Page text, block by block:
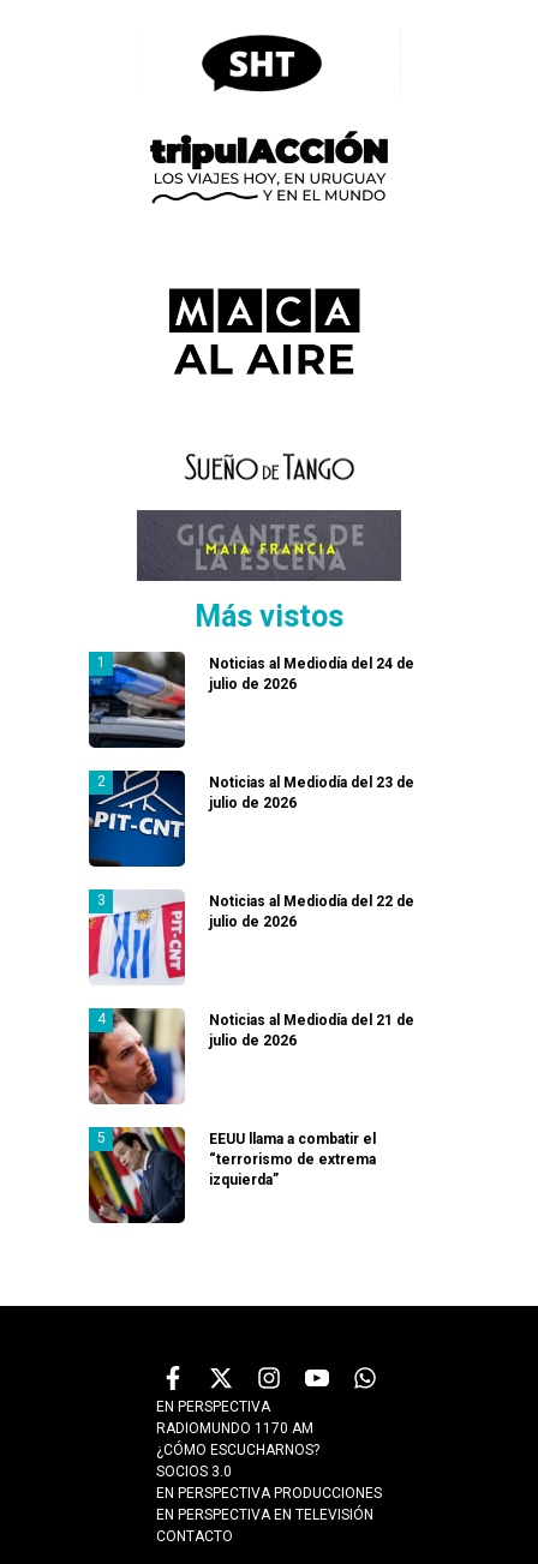
Más vistos
Noticias al Mediodía del 24 de
julio de 2026
Noticias al Mediodía del 23 de
julio de 2026
Noticias al Mediodía del 22 de
julio de 2026
Noticias al Mediodía del 21 de
julio de 2026
EEUU llama a combatir el
“terrorismo de extrema
izquierda”
EN PERSPECTIVA
RADIOMUNDO 1170 AM
¿CÓMO ESCUCHARNOS?
SOCIOS 3.0
EN PERSPECTIVA PRODUCCIONES
EN PERSPECTIVA EN TELEVISIÓN
CONTACTO